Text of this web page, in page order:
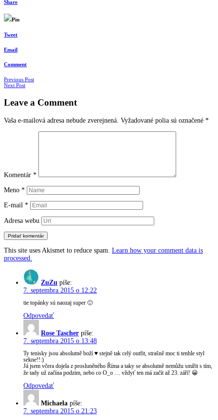
Share
Pin
Tweet
Email
Comment
Navigácia
článkoch
Previous Post
Next Post
Leave a Comment
Vaša e-mailová adresa nebude zverejnená. Vyžadované polia sú označené *
Komentár *
Meno *
E-mail *
Adresa webu
This site uses Akismet to reduce spam. Learn how your comment data is
processed.
ZuZu píše:
7. septembra 2015 o 12:22
tie topánky sú naozaj super 🙂
Odpovedať
Rose Tascher píše:
7. septembra 2015 o 13:48
Ty tenisky jsou absolutně boží ♥ stejně tak celý outfit, strašně moc ti tenhle styl
sekne!!:)
Já jsem včera dojela z prosluněného Říma a taky se absolutně nemůžu smířit s tím,
že tady už začína podzim, nebo co O_o … vždyť ten má začít až 23. září! 😀
Odpovedať
Michaela píše:
7. septembra 2015 o 21:23